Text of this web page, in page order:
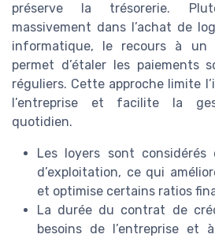
préserve la trésorerie.
massivement dans l’achat de
informatique, le recours à un
permet d’étaler les paiements
réguliers. Cette approche limite
l’entreprise et facilite la
quotidien.
Les loyers sont considérés
d’exploitation, ce qui
et optimise certains ratios
La durée du contrat de
besoins de l’entreprise et